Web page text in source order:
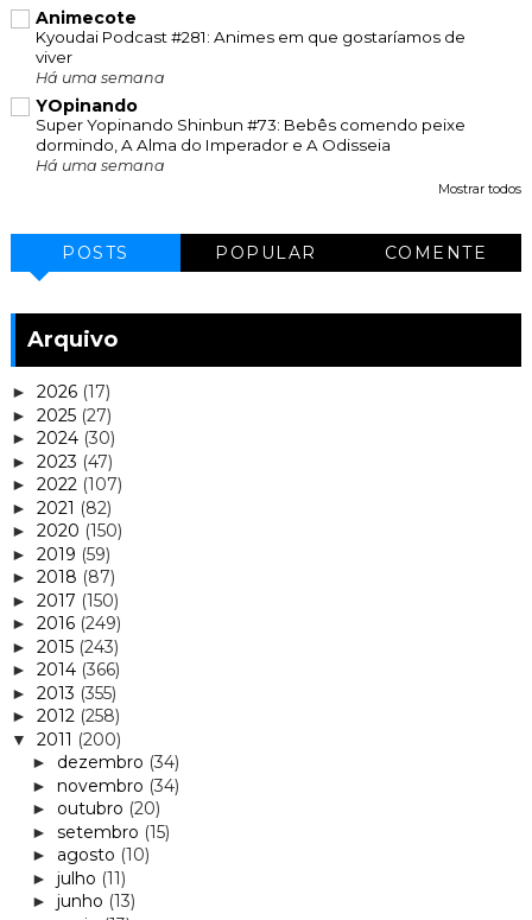
Animecote
Kyoudai Podcast #281: Animes em que gostaríamos de
viver
Há uma semana
YOpinando
Super Yopinando Shinbun #73: Bebês comendo peixe
dormindo, A Alma do Imperador e A Odisseia
Há uma semana
Mostrar todos
POSTS POPULAR COMENTE
Arquivo
► 2026 (17)
► 2025 (27)
► 2024 (30)
► 2023 (47)
► 2022 (107)
► 2021 (82)
► 2020 (150)
► 2019 (59)
► 2018 (87)
► 2017 (150)
► 2016 (249)
► 2015 (243)
► 2014 (366)
► 2013 (355)
► 2012 (258)
▼ 2011 (200)
► dezembro (34)
► novembro (34)
► outubro (20)
► setembro (15)
► agosto (10)
► julho (11)
► junho (13)